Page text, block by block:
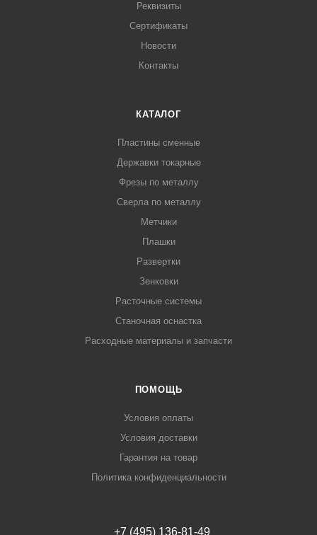
Реквизиты
Сертификаты
Новости
Контакты
КАТАЛОГ
Пластины сменные
Державки токарные
Фрезы по металлу
Сверла по металлу
Метчики
Плашки
Развертки
Зенковки
Расточные системы
Станочная оснастка
Расходные материалы и запчасти
ПОМОЩЬ
Условия оплаты
Условия доставки
Гарантия на товар
Политика конфиденциальности
+7 (495) 136-81-49